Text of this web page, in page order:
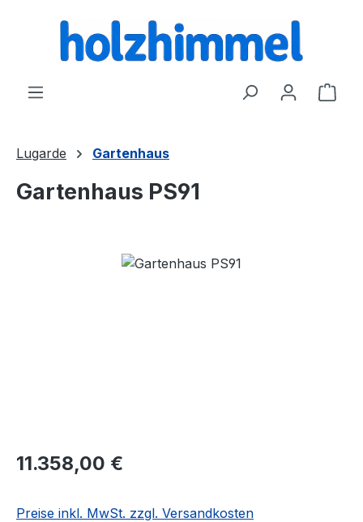
springen
Lugarde Gartenhaus
Gartenhaus PS91
Bildergalerie überspringen
11.358,00 €
Preise inkl. MwSt. zzgl. Versandkosten